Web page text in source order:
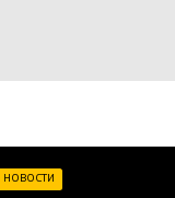
НОВОСТИ